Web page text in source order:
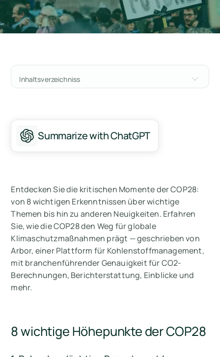
Inhaltsverzeichniss
Wichtige Themen auf der COP28
Ein tiefer Einblick in die Kontroversen und
Verpflichtungen der COP28
Messen Sie Ihre CO2-Emissionen mit Arbor
Summarize with ChatGPT
Entdecken Sie die kritischen Momente der COP28:
von 8 wichtigen Erkenntnissen über wichtige
Themen bis hin zu anderen Neuigkeiten. Erfahren
Sie, wie die COP28 den Weg für globale
Klimaschutzmaßnahmen prägt — geschrieben von
Arbor, einer Plattform für Kohlenstoffmanagement,
mit branchenführender Genauigkeit für CO2-
Berechnungen, Berichterstattung, Einblicke und
mehr.
8 wichtige Höhepunkte der COP28